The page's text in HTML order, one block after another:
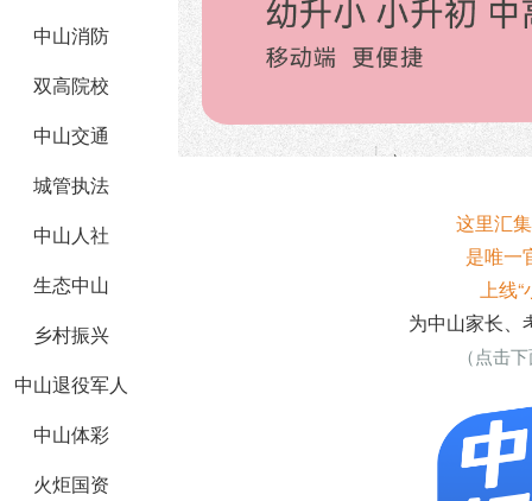
中山消防
双高院校
中山交通
城管执法
中山人社
生态中山
乡村振兴
中山退役军人
中山体彩
火炬国资
这里汇
是唯一
上线“
为中山家长、
（点击